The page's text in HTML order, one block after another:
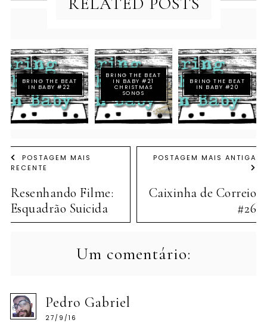
BRING THE BEAT
IN BABY #22
BRING THE BEAT
IN BABY #21
CHRISTMAS
SONGS
BRING THE BEAT
IN BABY #20
POSTAGEM MAIS
RECENTE
Resenhando Filme:
Esquadrão Suicida
POSTAGEM MAIS ANTIGA
Caixinha de Correio
#26
Um comentário:
Pedro Gabriel
27/9/16